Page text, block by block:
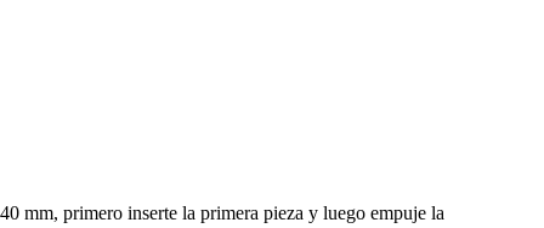
mm, primero inserte la primera pieza y luego empuje la